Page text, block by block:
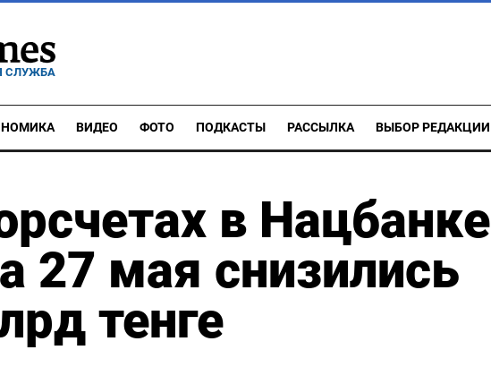
СЛУЖБА
ВИДЕО ФОТО ПОДКАСТЫ РАССЫЛКА ВЫБОР РЕДАКЦИИ
в Нацбанке
27 мая снизились
тенге